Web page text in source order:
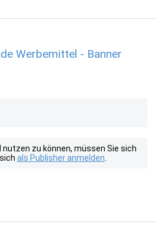
Werbemittel - Banner
zu können, müssen Sie sich
als Publisher anmelden